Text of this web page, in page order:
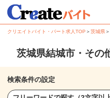
クリエイトバイト・パート求人TOP ＞茨城県＞
茨城県結城市・その
検索条件の設定